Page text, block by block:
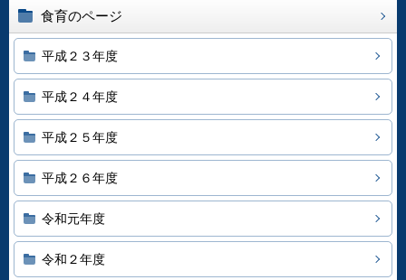
食育のページ
平成２３年度
平成２４年度
平成２５年度
平成２６年度
令和元年度
令和２年度